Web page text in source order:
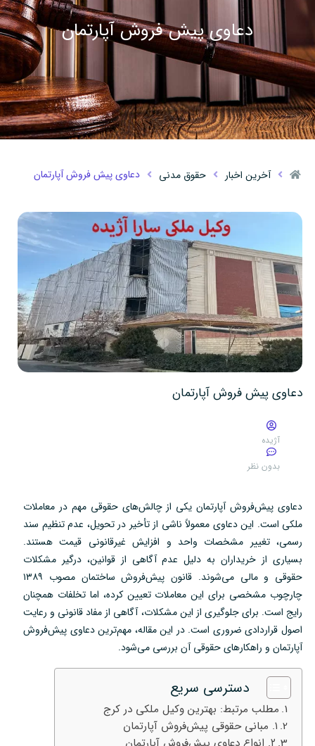
دعاوی پیش فروش آپارتمان
آخرین اخبار حقوق مدنی دعاوی پیش فروش آپارتمان
دعاوی پیش فروش آپارتمان
آژیده
بدون نظر
دعاوی پیش‌فروش آپارتمان یکی از چالش‌های حقوقی مهم در معاملات
ملکی است. این دعاوی معمولاً ناشی از تأخیر در تحویل، عدم تنظیم سند
رسمی، تغییر مشخصات واحد و افزایش غیرقانونی قیمت هستند.
بسیاری از خریداران به دلیل عدم آگاهی از قوانین، درگیر مشکلات
حقوقی و مالی می‌شوند. قانون پیش‌فروش ساختمان مصوب ۱۳۸۹
چارچوب مشخصی برای این معاملات تعیین کرده، اما تخلفات همچنان
رایج است. برای جلوگیری از این مشکلات، آگاهی از مفاد قانونی و رعایت
اصول قراردادی ضروری است. در این مقاله، مهم‌ترین دعاوی پیش‌فروش
آپارتمان و راهکارهای حقوقی آن بررسی می‌شود.
دسترسی سریع
مطلب مرتبط: بهترین وکیل ملکی در کرج
۱. مبانی حقوقی پیش‌فروش آپارتمان